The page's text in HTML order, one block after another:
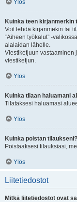
Ylös
Kuinka teen kirjanmerkin
Voit tehdä kirjanmekin tai
“Aiheen työkalut” -
alalaidan lähelle.
Viestiketjuun vastaaminen
viestiketjun.
Ylös
Kuinka tilaan haluamani
Tilataksesi haluamasi
Ylös
Kuinka poistan tilaukseni?
Poistaaksesi tilauksiasi,
Ylös
Liitetiedostot
Mitkä liitetiedostot ovat